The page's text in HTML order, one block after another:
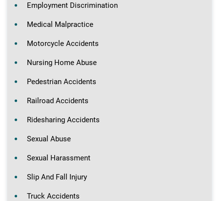
Employment Discrimination
Medical Malpractice
Motorcycle Accidents
Nursing Home Abuse
Pedestrian Accidents
Railroad Accidents
Ridesharing Accidents
Sexual Abuse
Sexual Harassment
Slip And Fall Injury
Truck Accidents